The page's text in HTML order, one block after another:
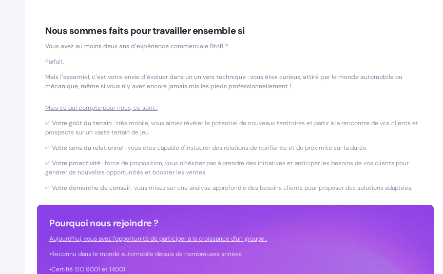
Nous sommes faits pour travailler ensemble si
Vous avez au moins deux ans d’expérience commerciale BtoB ?
Parfait.
Mais l’essentiel, c’est votre envie d’évoluer dans un univers technique : vous êtes curieux, attiré par le monde automobile ou
mécanique, même si vous n’y avez encore jamais mis les pieds professionnellement !
Mais ce qui compte pour nous, ce sont :
✅Votre goût du terrain : très mobile, vous aimez révéler le potentiel de nouveaux territoires et partir à la rencontre de vos clients et
prospects sur un vaste terrain de jeu
✅Votre sens du relationnel : vous êtes capable d'instaurer des relations de confiance et de proximité sur la durée
✅Votre proactivité: force de proposition, vous n’hésitez pas à prendre des initiatives et anticiper les besoins de vos clients pour
générer de nouvelles opportunités et booster les ventes
✅Votre démarche de conseil : vous misez sur une analyse approfondie des besoins clients pour proposer des solutions adaptées.
Pourquoi nous rejoindre ?
Aujourd’hui, vous avez l’opportunité de participer à la croissance d’un groupe :
•Reconnu dans le monde automobile depuis de nombreuses années
•Certifié ISO 9001 et 14001